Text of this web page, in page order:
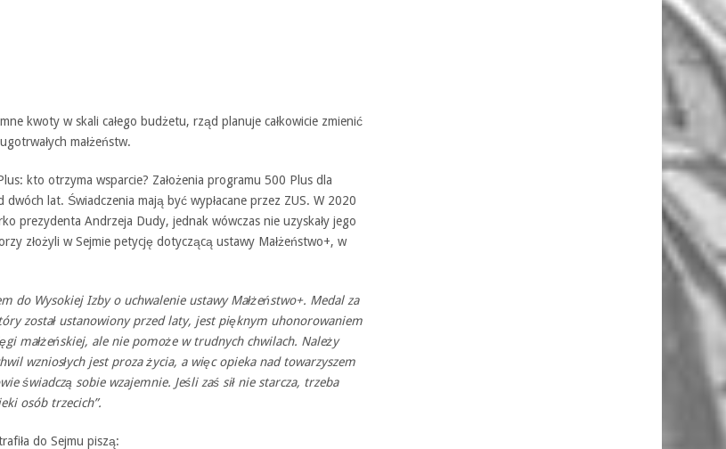
kwoty w skali całego budżetu, rząd planuje całkowicie zmienić
małżeństw.
kto otrzyma wsparcie? Założenia programu 500 Plus dla
dwóch lat. Świadczenia mają być wypłacane przez ZUS. W 2020
prezydenta Andrzeja Dudy, jednak wówczas nie uzyskały jego
złożyli w Sejmie petycję dotyczącą ustawy Małżeństwo+, w
do Wysokiej Izby o uchwalenie ustawy Małżeństwo+. Medal za
został ustanowiony przed laty, jest pięknym uhonorowaniem
małżeńskiej, ale nie pomoże w trudnych chwilach. Należy
wzniosłych jest proza życia, a więc opieka nad towarzyszem
świadczą sobie wzajemnie. Jeśli zaś sił nie starcza, trzeba
osób trzecich”.
do Sejmu piszą: